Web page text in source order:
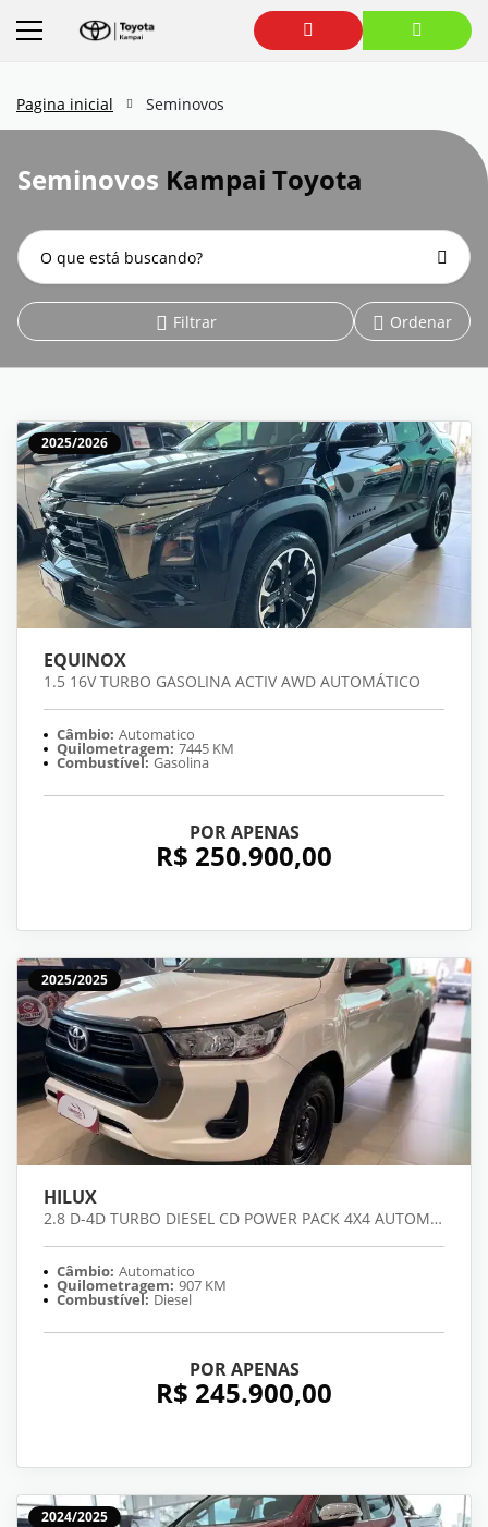
Pagina inicial Seminovos
Seminovos Kampai Toyota
Filtrar Ordenar
2025/2026
EQUINOX
1.5 16V TURBO GASOLINA ACTIV AWD AUTOMÁTICO
Câmbio: Automatico
Quilometragem: 7445 KM
Combustível: Gasolina
POR APENAS
R$ 250.900,00
2025/2025
HILUX
2.8 D-4D TURBO DIESEL CD POWER PACK 4X4 AUTOMÁTICO
Câmbio: Automatico
Quilometragem: 907 KM
Combustível: Diesel
POR APENAS
R$ 245.900,00
2024/2025